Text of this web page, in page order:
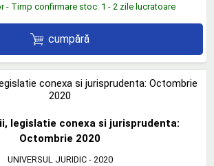
- Timp confirmare stoc: 1 - 2 zile lucratoare
cumpără
legislatie conexa si jurisprudenta:
Octombrie 2020
UNIVERSUL JURIDIC- 2020